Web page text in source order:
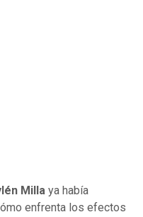
Milla ya había
enfrenta los efectos